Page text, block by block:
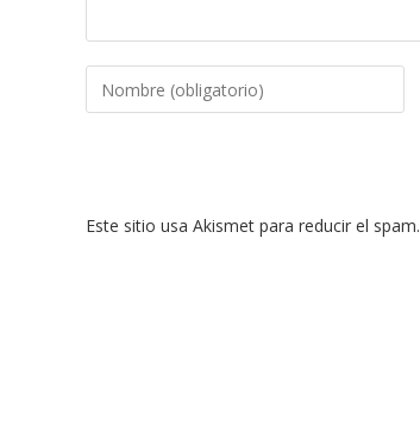
Introduce
tu
de
Este sitio usa Akismet para reducir el spam.